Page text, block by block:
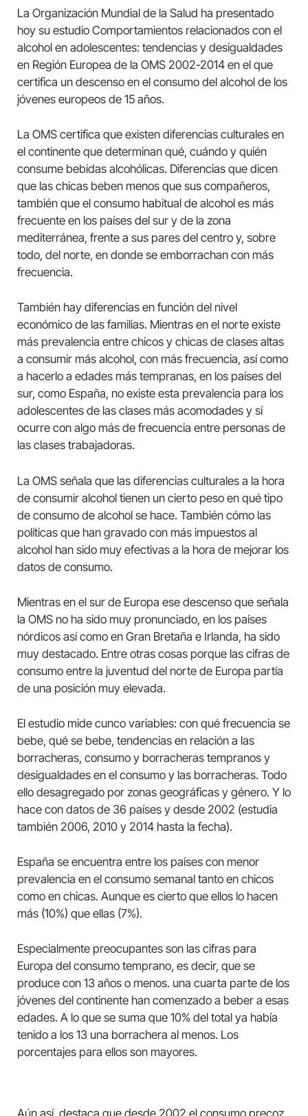
La Organización Mundial de la Salud ha presentado
hoy su estudio Comportamientos relacionados con el
alcohol en adolescentes: tendencias y desigualdades
en Región Europea de la OMS 2002-2014 en el que
certifica un descenso en el consumo del alcohol de los
jóvenes europeos de 15 años.
La OMS certifica que existen diferencias culturales en
el continente que determinan qué, cuándo y quién
consume bebidas alcohólicas. Diferencias que dicen
que las chicas beben menos que sus compañeros,
también que el consumo habitual de alcohol es más
frecuente en los países del sur y de la zona
mediterránea, frente a sus pares del centro y, sobre
todo, del norte, en donde se emborrachan con más
frecuencia.
También hay diferencias en función del nivel
económico de las familias. Mientras en el norte existe
más prevalencia entre chicos y chicas de clases altas
a consumir más alcohol, con más frecuencia, así como
a hacerlo a edades más tempranas, en los países del
sur, como España, no existe esta prevalencia para los
adolescentes de las clases más acomodades y sí
ocurre con algo más de frecuencia entre personas de
las clases trabajadoras.
La OMS señala que las diferencias culturales a la hora
de consumir alcohol tienen un cierto peso en qué tipo
de consumo de alcohol se hace. También cómo las
políticas que han gravado con más impuestos al
alcohol han sido muy efectivas a la hora de mejorar los
datos de consumo.
Mientras en el sur de Europa ese descenso que señala
la OMS no ha sido muy pronunciado, en los países
nórdicos así como en Gran Bretaña e Irlanda, ha sido
muy destacado. Entre otras cosas porque las cifras de
consumo entre la juventud del norte de Europa partía
de una posición muy elevada.
El estudio mide cunco variables: con qué frecuencia se
bebe, qué se bebe, tendencias en relación a las
borracheras, consumo y borracheras tempranos y
desigualdades en el consumo y las borracheras. Todo
ello desagregado por zonas geográficas y género. Y lo
hace con datos de 36 países y desde 2002 (estudia
también 2006, 2010 y 2014 hasta la fecha).
España se encuentra entre los países con menor
prevalencia en el consumo semanal tanto en chicos
como en chicas. Aunque es cierto que ellos lo hacen
más (10%) que ellas (7%).
Especialmente preocupantes son las cifras para
Europa del consumo temprano, es decir, que se
produce con 13 años o menos. una cuarta parte de los
jóvenes del continente han comenzado a beber a esas
edades. A lo que se suma que 10% del total ya había
tenido a los 13 una borrachera al menos. Los
porcentajes para ellos son mayores.
Aún así, destaca que desde 2002 el consumo precoz